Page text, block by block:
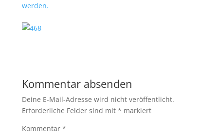
werden.
Kommentar absenden
Deine E-Mail-Adresse wird nicht veröffentlicht.
Erforderliche Felder sind mit * markiert
Kommentar *